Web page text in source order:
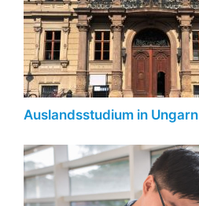
Auslandsstudium in Ungarn